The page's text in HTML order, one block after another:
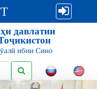
давлатии
ибни Сино